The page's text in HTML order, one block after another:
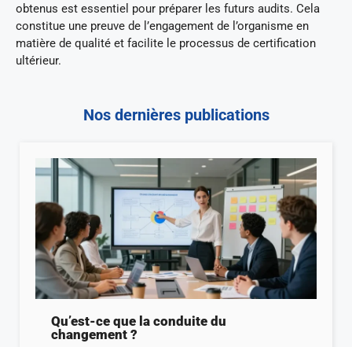
obtenus est essentiel pour préparer les futurs audits. Cela
constitue une preuve de l’engagement de l’organisme en
matière de qualité et facilite le processus de certification
ultérieur.
Nos dernières publications
Qu’est-ce que la conduite du
changement ?